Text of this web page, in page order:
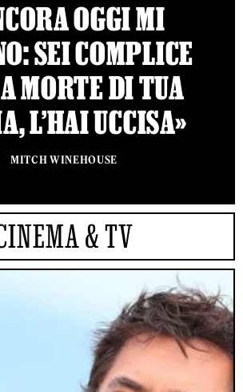
OGGI MI
SEI COMPLICE
MORTE DI TUA
L’HAI UCCISA»
MITCH WINEHOUSE
& TV